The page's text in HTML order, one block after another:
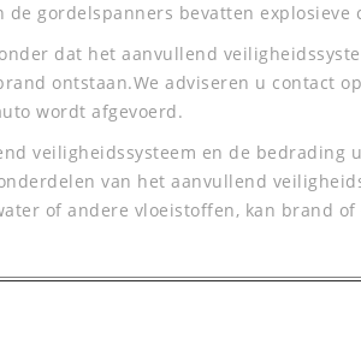
gordelspanners bevatten explosieve
dat het aanvullend
ontstaan.We adviseren u contact
wordt afgevoerd.
veiligheidssysteem en de bedrading
van het aanvullend
of andere vloeistoffen, kan brand